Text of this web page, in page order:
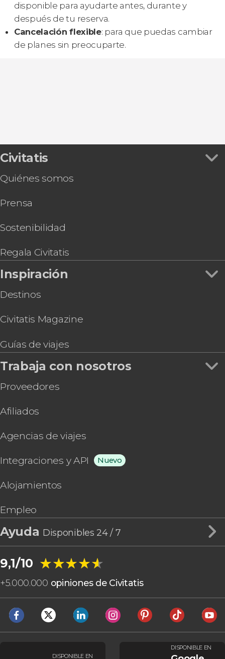
disponible para ayudarte antes, durante y
después de tu reserva.
Cancelación flexible: para que puedas cambiar
de planes sin preocuparte.
Civitatis
Quiénes somos
Prensa
Sostenibilidad
Regala Civitatis
Inspiración
Destinos
Civitatis Magazine
Guías de viajes
Trabaja con nosotros
Proveedores
Afiliados
Agencias de viajes
Integraciones y API Nuevo
Alojamientos
Empleo
Ayuda Disponibles 24 / 7
9,1/10 ★★★★★
★★★★★
+5.000.000 opiniones de Civitatis
DISPONIBLE EN
DISPONIBLE EN